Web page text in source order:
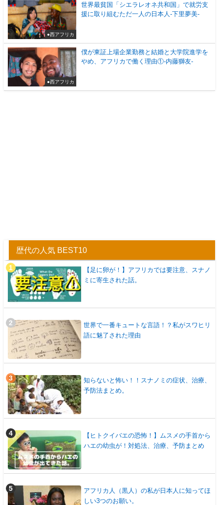
●西アフリカ
世界最貧国「シエラレオネ共和国」で就労支
援に取り組むただ一人の日本人-下里夢美-
●西アフリカ
僕が東証上場企業勤務と結婚と大学院進学を
やめ、アフリカで働く理由①-内藤獅友-
歴代の人気 BEST10
【足に卵が！】アフリカでは要注意、スナノ
ミに寄生された話。
世界で一番キュートな言語！？私がスワヒリ
語に魅了された理由
知らないと怖い！！スナノミの症状、治療、
予防法まとめ。
【ヒトクイバエの恐怖！】ムスメの手首から
ハエの幼虫が！対処法、治療、予防まとめ
アフリカ人（黒人）の私が日本人に知ってほ
しい3つのお願い。